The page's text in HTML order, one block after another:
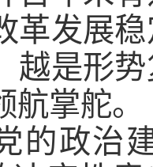
革发展
越是形
掌舵。
的政治